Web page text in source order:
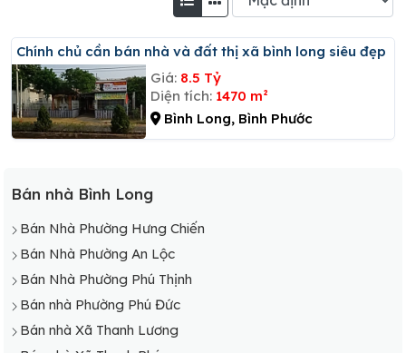
Chính chủ cần bán nhà và đất thị xã bình long siêu đẹp
Giá: 8.5 Tỷ
Diện tích: 1470 m²
Bình Long, Bình Phước
Bán nhà Bình Long
Bán Nhà Phường Hưng Chiến
Bán Nhà Phường An Lộc
Bán Nhà Phường Phú Thịnh
Bán nhà Phường Phú Đức
Bán nhà Xã Thanh Lương